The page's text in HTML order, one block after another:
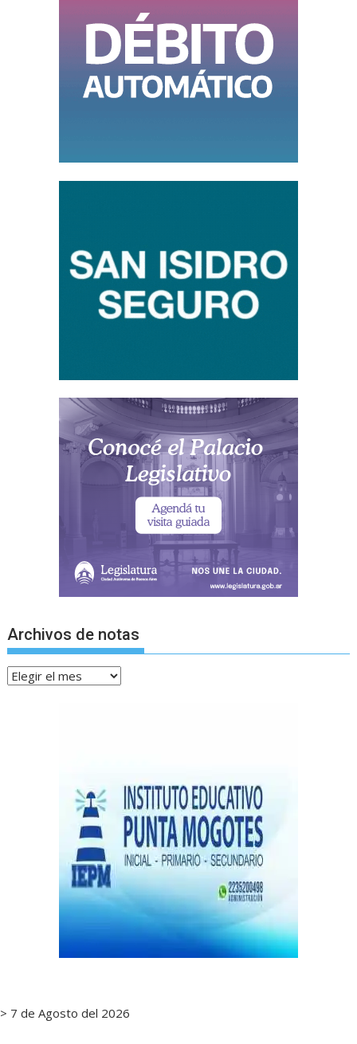
Archivos de notas
Archivos
> 7 de Agosto del 2026